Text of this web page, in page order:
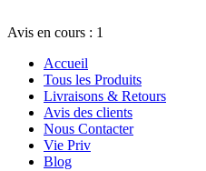
Avis en cours : 1
Accueil
Tous les Produits
Livraisons & Retours
Avis des clients
Nous Contacter
Vie Priv
Blog